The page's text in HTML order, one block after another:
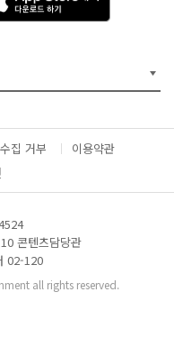
p
e
서
다
운
드
집 거부
이용약관
콘텐츠담당관
02-120
all rights reserved.